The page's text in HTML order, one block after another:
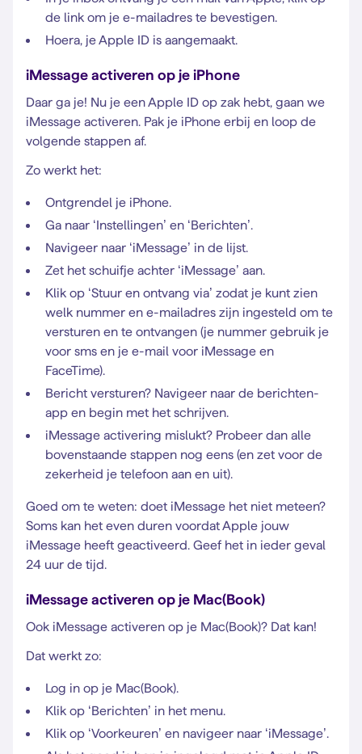
de link om je e-mailadres te bevestigen.
Hoera, je Apple ID is aangemaakt.
iMessage activeren op je iPhone
Daar ga je! Nu je een Apple ID op zak hebt, gaan we
iMessage activeren. Pak je iPhone erbij en loop de
volgende stappen af.
Zo werkt het:
Ontgrendel je iPhone.
Ga naar ‘Instellingen’ en ‘Berichten’.
Navigeer naar ‘iMessage’ in de lijst.
Zet het schuifje achter ‘iMessage’ aan.
Klik op ‘Stuur en ontvang via’ zodat je kunt zien
welk nummer en e-mailadres zijn ingesteld om te
versturen en te ontvangen (je nummer gebruik je
voor sms en je e-mail voor iMessage en
FaceTime).
Bericht versturen? Navigeer naar de berichten-
app en begin met het schrijven.
iMessage activering mislukt? Probeer dan alle
bovenstaande stappen nog eens (en zet voor de
zekerheid je telefoon aan en uit).
Goed om te weten: doet iMessage het niet meteen?
Soms kan het even duren voordat Apple jouw
iMessage heeft geactiveerd. Geef het in ieder geval
24 uur de tijd.
iMessage activeren op je Mac(Book)
Ook iMessage activeren op je Mac(Book)? Dat kan!
Dat werkt zo:
Log in op je Mac(Book).
Klik op ‘Berichten’ in het menu.
Klik op ‘Voorkeuren’ en navigeer naar ‘iMessage’.